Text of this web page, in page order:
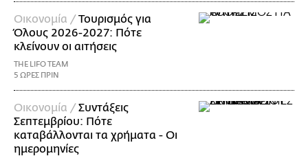
Οικονομία /Τουρισμός για
Όλους 2026-2027: Πότε
κλείνουν οι αιτήσεις
THE LIFO TEAM
5 ΩΡΕΣ ΠΡΙΝ
Οικονομία /Συντάξεις
Σεπτεμβρίου: Πότε
καταβάλλονται τα χρήματα - Οι
ημερομηνίες